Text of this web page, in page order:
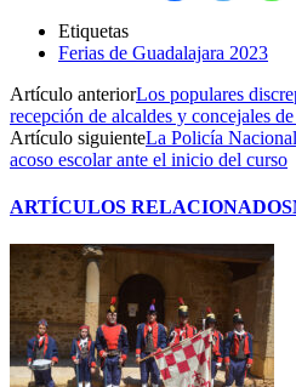
Etiquetas
Ferias de Guadalajara 2023
Artículo anteriorLos populares
recepción de alcaldes y concejales
Artículo siguienteLa Policía
acoso escolar ante el inicio del curso
ARTÍCULOS RELACIONADOS